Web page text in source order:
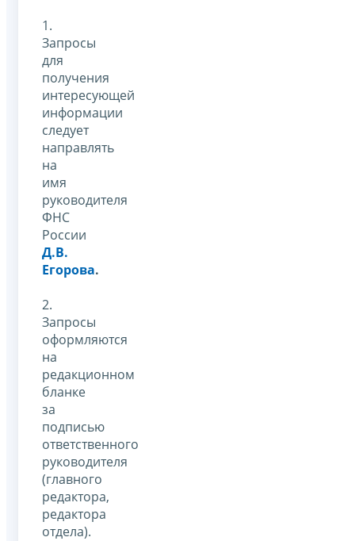
1.
Запросы
для
получения
интересующей
информации
следует
направлять
на
имя
руководителя
ФНС
России
Д.В.
Егорова.
2.
Запросы
оформляются
на
редакционном
бланке
за
подписью
ответственного
руководителя
(главного
редактора,
редактора
отдела).